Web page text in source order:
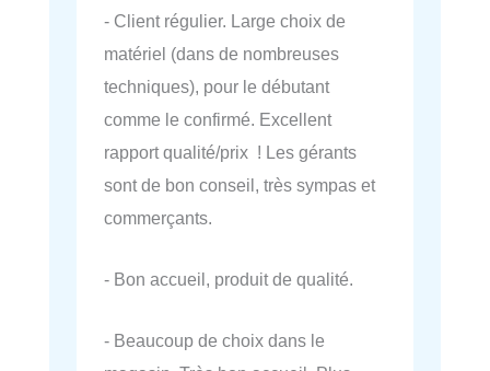
- Client régulier. Large choix de
matériel (dans de nombreuses
techniques), pour le débutant
comme le confirmé. Excellent
rapport qualité/prix ! Les gérants
sont de bon conseil, très sympas et
commerçants.
- Bon accueil, produit de qualité.
- Beaucoup de choix dans le